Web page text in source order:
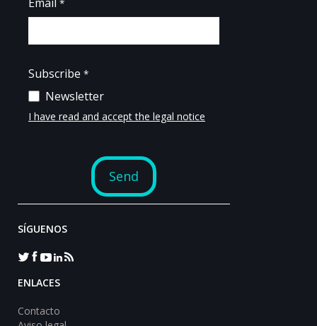
SÍGUENOS
ENLACES
Contacto